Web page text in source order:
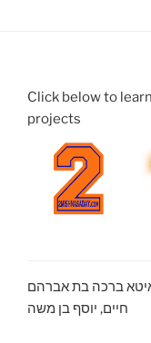
Click below to
projects
ברכה בת אברהם
חיים, יוסף בן משה